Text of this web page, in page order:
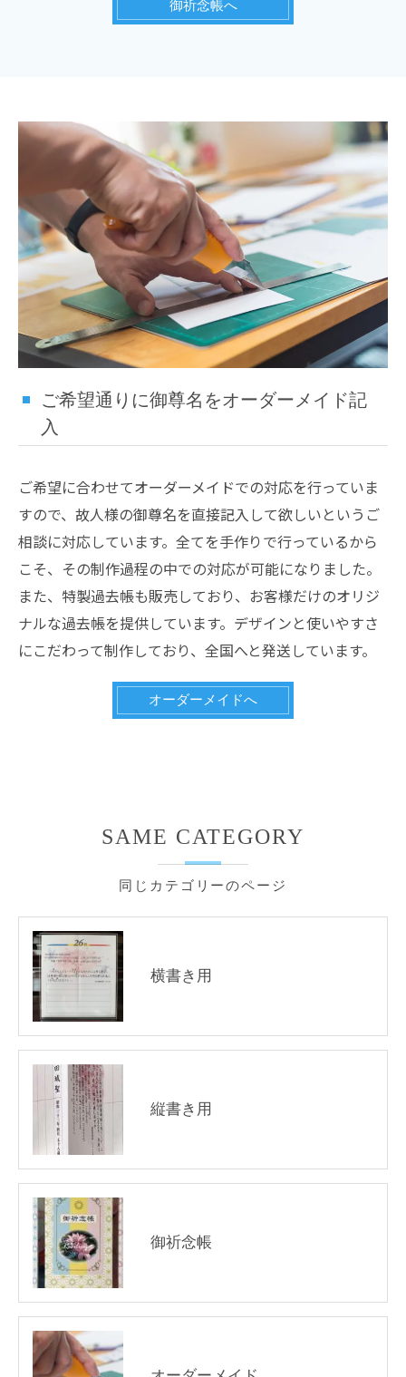
御祈念帳へ
ご希望通りに御尊名をオーダーメイド記
入
ご希望に合わせてオーダーメイドでの対応を行っていま
すので、故人様の御尊名を直接記入して欲しいというご
相談に対応しています。全てを手作りで行っているから
こそ、その制作過程の中での対応が可能になりました。
また、特製過去帳も販売しており、お客様だけのオリジ
ナルな過去帳を提供しています。デザインと使いやすさ
にこだわって制作しており、全国へと発送しています。
オーダーメイドへ
同じカテゴリーのページ
SAME CATEGORY
横書き用
縦書き用
御祈念帳